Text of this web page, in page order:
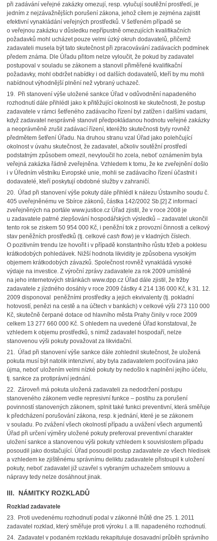
při zadávání veřejné zakázky omezují, resp. vylučují soutěžní prostředí, je
jedním z nejzávažnějších porušení zákona, jehož cílem je zejména zajistit
efektivní vynakládání veřejných prostředků. V šetřeném případě se
o veřejnou zakázku v důsledku nepřípustně omezujících kvalifikačních
požadavků mohl ucházet pouze velmi úzký okruh dodavatelů, přičemž
zadavateli musela být tato skutečnost při zpracovávání zadávacích podmínek
předem známa. Dle Úřadu přitom nelze vyloučit, že pokud by zadavatel
postupoval v souladu se zákonem a stanovil přiměřené kvalifikační
požadavky, mohl obdržet nabídky i od dalších dodavatelů, kteří by mu mohli
nabídnout výhodnější plnění než vybraný uchazeč.
19. Při stanovení výše uložené sankce Úřad v odůvodnění napadeného
rozhodnutí dále přihlédl jako k přitěžující okolnosti ke skutečnosti, že postup
zadavatele v rámci šetřeného zadávacího řízení byl zatížen i dalšími vadami,
když zadavatel nesprávně stanovil předpokládanou hodnotu veřejné zakázky
a neoprávněně zrušil zadávací řízení, kteréžto skutečnosti byly rovněž
předmětem šetření Úřadu. Na druhou stranu vzal Úřad jako polehčující
okolnost v úvahu skutečnost, že zadavatel, ačkoliv soutěžní prostředí
podstatným způsobem omezil, nevyloučil ho zcela, neboť oznámením byla
veřejná zakázka řádně zveřejněna. Vzhledem k tomu, že ke zveřejnění došlo
i v Úředním věstníku Evropské unie, mohli se zadávacího řízení účastnit i
dodavatelé, kteří poskytují obdobné služby v zahraničí.
20. Úřad při stanovení výše pokuty dále přihlédl k nálezu Ústavního soudu č.
405 uveřejněnému ve Sbírce zákonů, částka 142/2002 Sb.[2] Z informací
zveřejněných na portále www.justice.cz Úřad zjistil, že v roce 2008 je
u zadavatele patrné zlepšování hospodářských výsledků – zadavatel ukončil
tento rok se ziskem 50 954 000 Kč, i peněžní tok z provozní činnosti a celkový
stav peněžních prostředků (tj. celkové cash flow) je v kladných číslech.
O pozitivním trendu lze hovořit i v případě konstantního růstu tržeb a poklesu
krátkodobých pohledávek. Nižší hodnota likvidity je způsobena vysokým
objemem krátkodobých závazků. Společnost rovněž vynakládá vysoké
výdaje na investice. Z výroční zprávy zadavatele za rok 2009 umístěné
na jeho internetových stránkách www.dpp.cz Úřad dále zjistil, že tržby
zadavatele z jízdného dosáhly v roce 2009 částky 4 214 136 000 Kč, k 31. 12.
2009 disponoval peněžními prostředky a jejich ekvivalenty (tj. pokladní
hotovostí, penězi na cestě a na účtech v bankách) v celkové výši 273 110 000
Kč, skutečně čerpané dotace od hlavního města Prahy činily v roce 2009
celkem 13 277 660 000 Kč. S ohledem na uvedené Úřad konstatoval, že
vzhledem k objemu prostředků, s nimiž zadavatel hospodaří, nelze
stanovenou výši pokuty považovat za likvidační.
21. Úřad při stanovení výše sankce dále zohlednil skutečnost, že uložená
pokuta musí být natolik intenzivní, aby byla zadavatelem pociťována jako
újma, neboť uložením velmi nízké pokuty by nedošlo k naplnění jejího účelu,
tj. sankce za protiprávní jednání.
22. Zároveň má pokuta uložená zadavateli za nedodržení postupu
stanoveného zákonem vedle represivní funkce – postihu za porušení
povinností stanovených zákonem, splnit také funkci preventivní, která směřuje
k předcházení porušování zákona, resp. k jednání, které je se zákonem
v souladu. Po zvážení všech okolností případu a uvážení všech argumentů
Úřad při určení výměry uložené pokuty preferoval preventivní charakter
uložení sankce a stanovenou výši pokuty vzhledem k souvislostem případu
posoudil jako dostačující. Úřad posoudil postup zadavatele ze všech hledisek
a vzhledem ke zjištěnému správnímu deliktu zadavatele přistoupil k uložení
pokuty, neboť zadavatel již uzavřel s vybraným uchazečem smlouvu a
nápravy tedy nelze dosáhnout jinak.
III. NÁMITKY ROZKLADŮ
Rozklad zadavatele
23. Proti uvedenému rozhodnutí podal v zákonné lhůtě dne 25. 1. 2011
zadavatel rozklad, který směřuje proti výroku I. a III. napadeného rozhodnutí.
24. Zadavatel v podaném rozkladu rekapituluje dosavadní průběh správního